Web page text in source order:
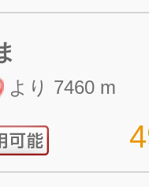
より 7460 m